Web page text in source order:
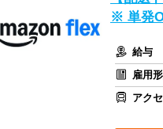
※ 単発
給与
雇用
アク